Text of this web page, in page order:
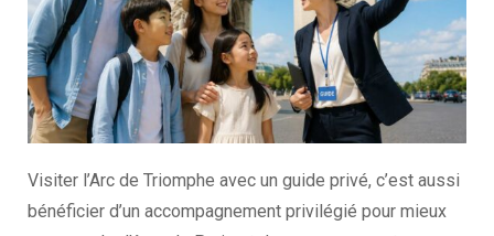
Visiter l’Arc de Triomphe avec un guide privé, c’est aussi
bénéficier d’un accompagnement privilégié pour mieux